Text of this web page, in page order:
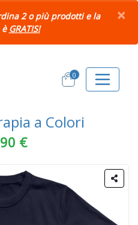
2 o più prodotti e la
è GRATIS!
×
0
a Colori
€